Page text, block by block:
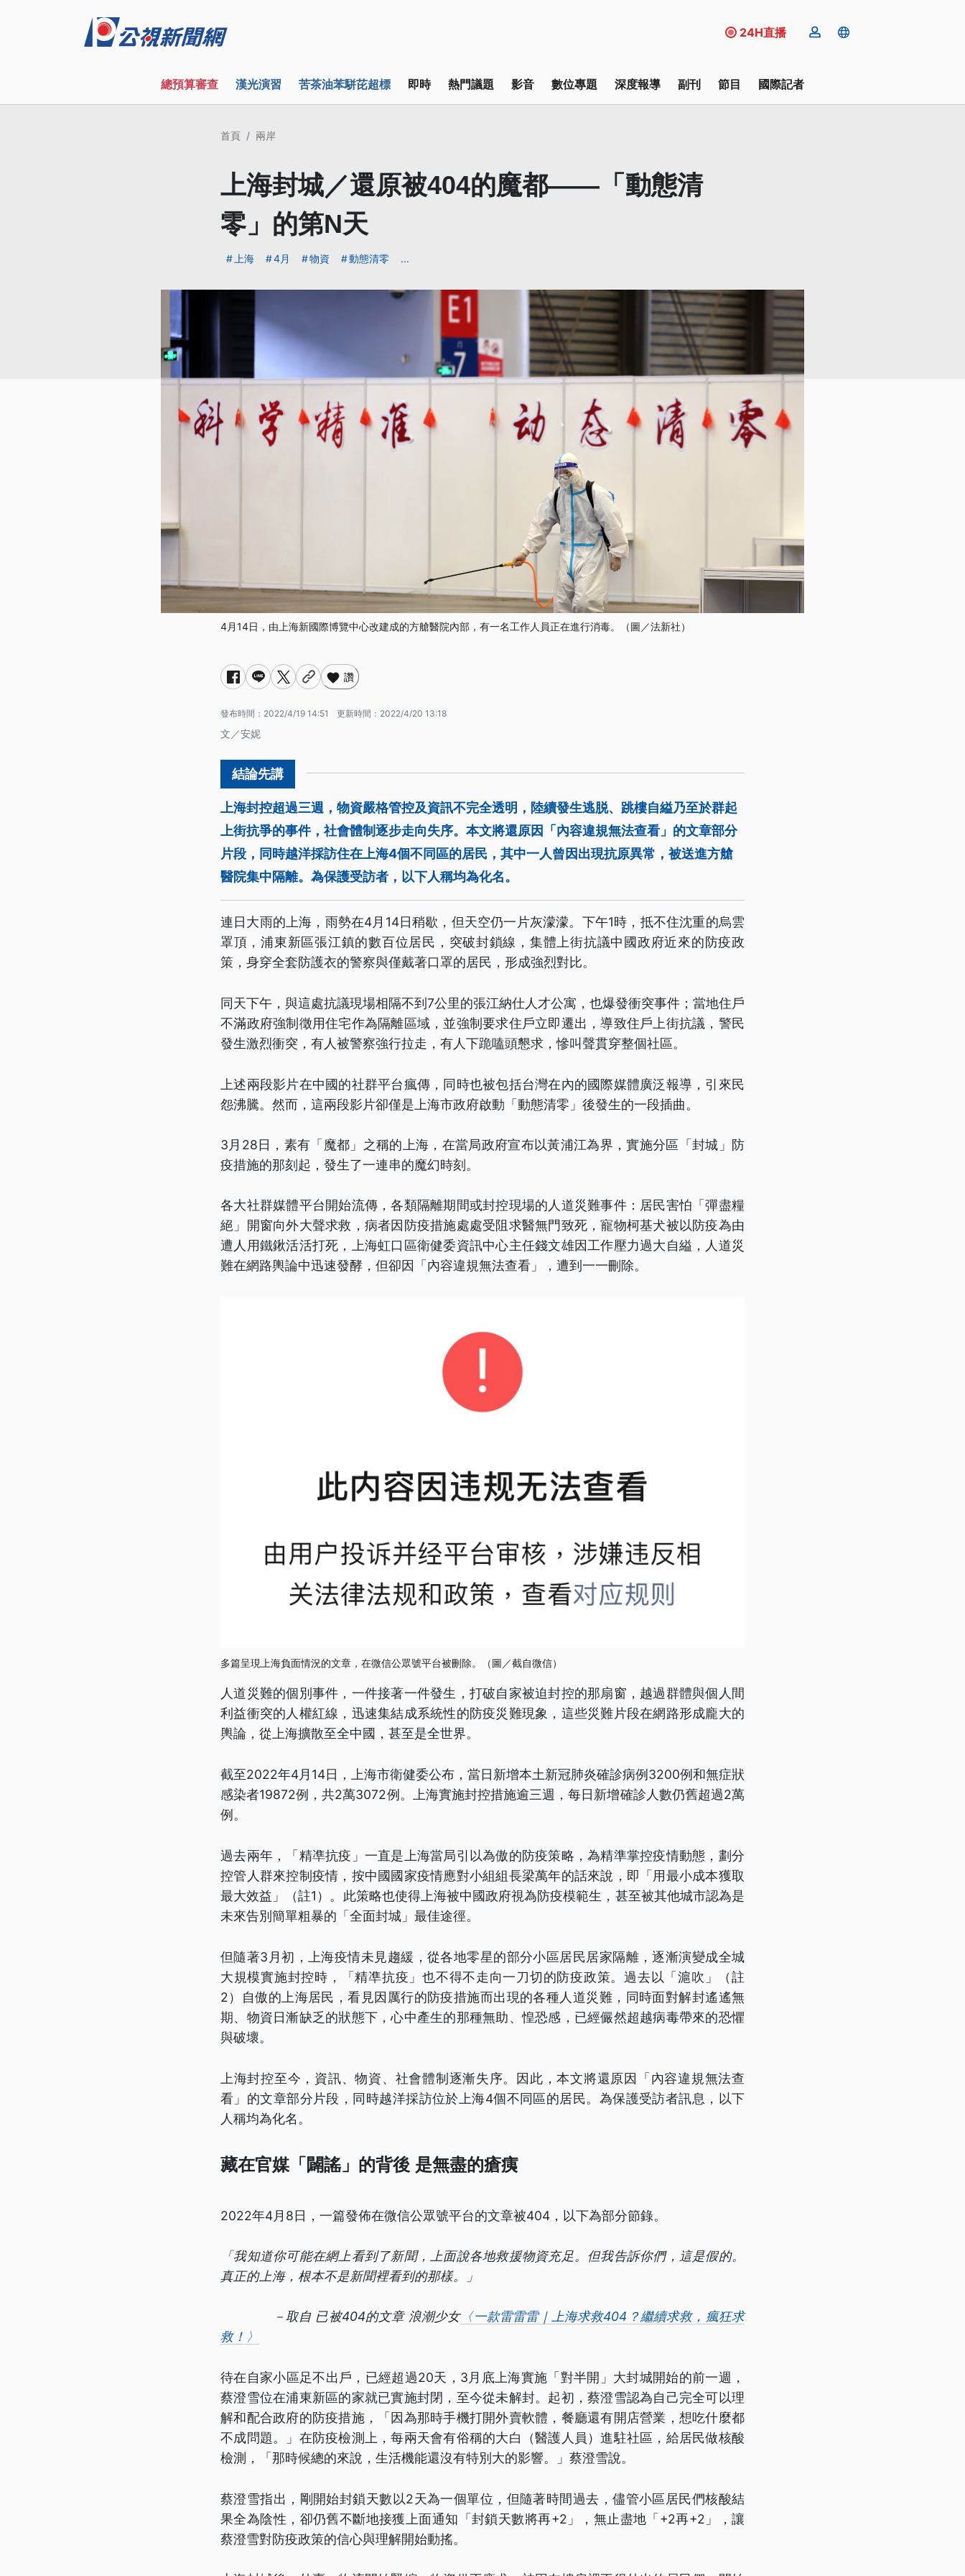
24H直播
總預算審查 漢光演習 苦茶油苯駢芘超標 即時 熱門議題 影音 數位專題 深度報導 副刊 節目 國際記者
首頁 兩岸
上海封城／還原被404的魔都——「動態清
零」的第N天
上海 4月 物資 動態清零 ...
4月14日，由上海新國際博覽中心改建成的方艙醫院內部，有一名工作人員正在進行消毒。（圖／法新社）
讚
發布時間： 2022/4/19 14:51 更新時間： 2022/4/20 13:18
文／安妮
上海封控超過三週，物資嚴格管控及資訊不完全透明，陸續發生逃脱、跳樓自縊乃至於群起
上街抗爭的事件，社會體制逐步走向失序。本文將還原因「內容違規無法查看」的文章部分
片段，同時越洋採訪住在上海4個不同區的居民，其中一人曾因出現抗原異常，被送進方艙
醫院集中隔離。為保護受訪者，以下人稱均為化名。
連日大雨的上海，雨勢在4月14日稍歇，但天空仍一片灰濛濛。下午1時，抵不住沈重的烏雲
罩頂，浦東新區張江鎮的數百位居民，突破封鎖線，集體上街抗議中國政府近來的防疫政
策，身穿全套防護衣的警察與僅戴著口罩的居民，形成強烈對比。
同天下午，與這處抗議現場相隔不到7公里的張江納仕人才公寓，也爆發衝突事件；當地住戶
不滿政府強制徵用住宅作為隔離區域，並強制要求住戶立即遷出，導致住戶上街抗議，警民
發生激烈衝突，有人被警察強行拉走，有人下跪嗑頭懇求，慘叫聲貫穿整個社區。
上述兩段影片在中國的社群平台瘋傳，同時也被包括台灣在內的國際媒體廣泛報導，引來民
怨沸騰。然而，這兩段影片卻僅是上海市政府啟動「動態清零」後發生的一段插曲。
3月28日，素有「魔都」之稱的上海，在當局政府宣布以黃浦江為界，實施分區「封城」防
疫措施的那刻起，發生了一連串的魔幻時刻。
各大社群媒體平台開始流傳，各類隔離期間或封控現場的人道災難事件：居民害怕「彈盡糧
絕」開窗向外大聲求救，病者因防疫措施處處受阻求醫無門致死，寵物柯基犬被以防疫為由
遭人用鐵鍬活活打死，上海虹口區衛健委資訊中心主任錢文雄因工作壓力過大自縊，人道災
難在網路輿論中迅速發酵，但卻因「內容違規無法查看」，遭到一一刪除。
多篇呈現上海負面情況的文章，在微信公眾號平台被刪除。（圖／截自微信）
人道災難的個別事件，一件接著一件發生，打破自家被迫封控的那扇窗，越過群體與個人間
利益衝突的人權紅線，迅速集結成系統性的防疫災難現象，這些災難片段在網路形成龐大的
輿論，從上海擴散至全中國，甚至是全世界。
截至2022年4月14日，上海市衛健委公布，當日新增本土新冠肺炎確診病例3200例和無症狀
感染者19872例，共2萬3072例。上海實施封控措施逾三週，每日新增確診人數仍舊超過2萬
例。
過去兩年，「精凖抗疫」一直是上海當局引以為傲的防疫策略，為精準掌控疫情動態，劃分
控管人群來控制疫情，按中國國家疫情應對小組組長梁萬年的話來說，即「用最小成本獲取
最大效益」（註1）。此策略也使得上海被中國政府視為防疫模範生，甚至被其他城市認為是
未來告別簡單粗暴的「全面封城」最佳途徑。
但隨著3月初，上海疫情未見趨緩，從各地零星的部分小區居民居家隔離，逐漸演變成全城
大規模實施封控時，「精凖抗疫」也不得不走向一刀切的防疫政策。過去以「滬吹」（註
2）自傲的上海居民，看見因厲行的防疫措施而出現的各種人道災難，同時面對解封遙遙無
期、物資日漸缺乏的狀態下，心中產生的那種無助、惶恐感，已經儼然超越病毒帶來的恐懼
與破壞。
上海封控至今，資訊、物資、社會體制逐漸失序。因此，本文將還原因「內容違規無法查
看」的文章部分片段，同時越洋採訪位於上海4個不同區的居民。為保護受訪者訊息，以下
人稱均為化名。
藏在官媒「闢謠」的背後 是無盡的瘡痍
2022年4月8日，一篇發佈在微信公眾號平台的文章被404，以下為部分節錄。
「我知道你可能在網上看到了新聞，上面說各地救援物資充足。但我告訴你們，這是假的。
真正的上海，根本不是新聞裡看到的那樣。」
－取自 已被404的文章 浪潮少女〈一款雷雷雷｜上海求救404？繼續求救，瘋狂求
救！〉
待在自家小區足不出戶，已經超過20天，3月底上海實施「對半開」大封城開始的前一週，
蔡澄雪位在浦東新區的家就已實施封閉，至今從未解封。起初，蔡澄雪認為自己完全可以理
解和配合政府的防疫措施，「因為那時手機打開外賣軟體，餐廳還有開店營業，想吃什麼都
不成問題。」在防疫檢測上，每兩天會有俗稱的大白（醫護人員）進駐社區，給居民做核酸
檢測，「那時候總的來說，生活機能還沒有特別大的影響。」蔡澄雪說。
蔡澄雪指出，剛開始封鎖天數以2天為一個單位，但隨著時間過去，儘管小區居民們核酸結
果全為陰性，卻仍舊不斷地接獲上面通知「封鎖天數將再+2」，無止盡地「+2再+2」，讓
蔡澄雪對防疫政策的信心與理解開始動搖。